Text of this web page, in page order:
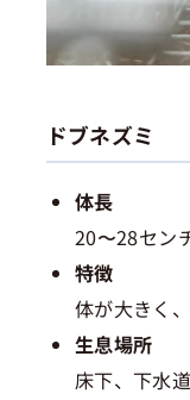
ドブネズミ
体長
20〜28セン
特徴
体が大きく
生息場所
床下、下水